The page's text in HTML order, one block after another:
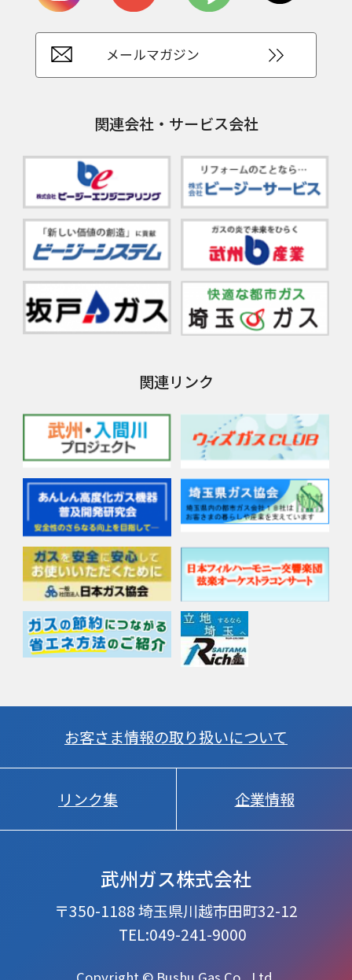
メールマガジン
関連会社・サービス会社
関連リンク
武州ガス株式会社
〒350-1188 埼玉県川越市田町32-12
TEL:049-241-9000
お客さま情報の取り扱いについて
リンク集 企業情報